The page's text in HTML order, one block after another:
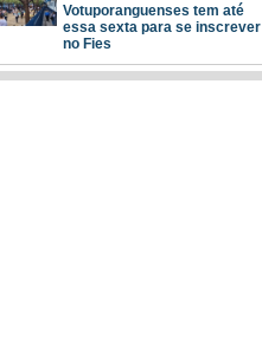
Votuporanguenses tem até
essa sexta para se inscrever
no Fies